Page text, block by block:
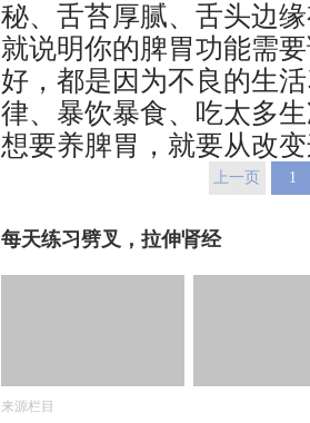
秘、舌苔厚腻、舌头边
就说明你的脾胃功能需
好，都是因为不良的生
律、暴饮暴食、吃太多
想要养脾胃，就要从改
上一页 1
每天练习劈叉，拉伸肾经
来源栏目